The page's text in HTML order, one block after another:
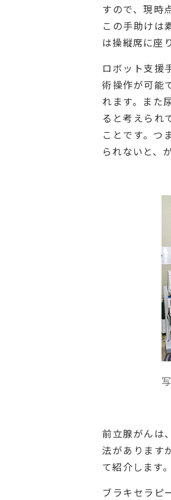
すので、現時
この手助けは
は操縦席に座
ロボット支援
術操作が可能
れます。また
ると考えられ
ことです。つ
られないと、
前立腺がんは
法があります
て紹介します。
ブラキセラピ